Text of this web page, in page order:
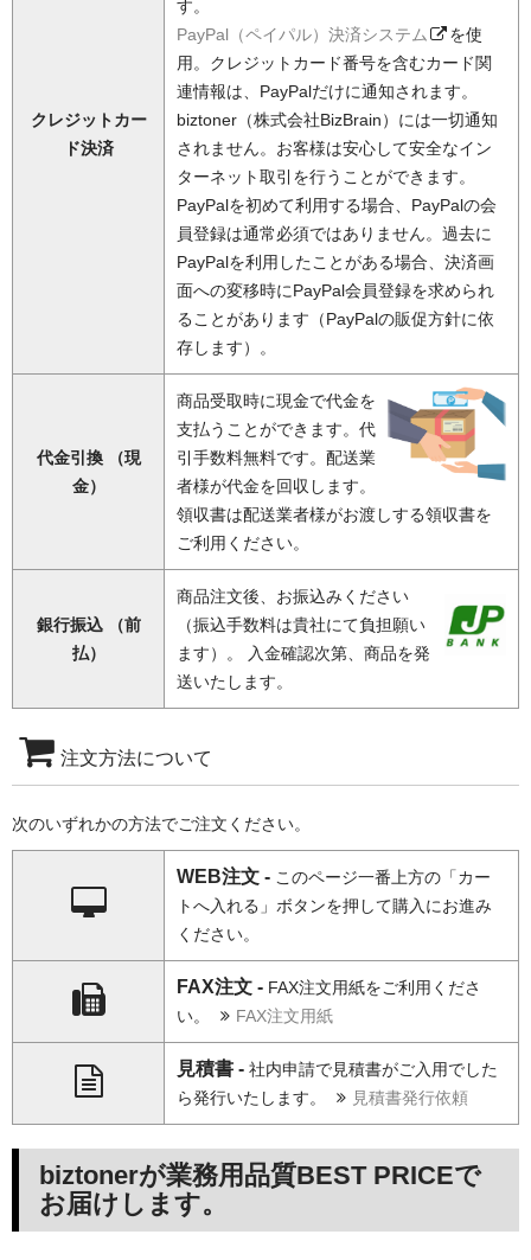
クレジットカー
ド決済
す。
PayPal（ペイパル）決済システム
を使
用。クレジットカード番号を含むカード関
連情報は、PayPalだけに通知されます。
biztoner（株式会社BizBrain）には一切通知
されません。お客様は安心して安全なイン
ターネット取引を行うことができます。
PayPalを初めて利用する場合、PayPalの会
員登録は通常必須ではありません。過去に
PayPalを利用したことがある場合、決済画
面への変移時にPayPal会員登録を求められ
ることがあります（PayPalの販促方針に依
存します）。
代金引換 （現
金）
商品受取時に現金で代金を
支払うことができます。代
引手数料無料です。配送業
者様が代金を回収します。
領収書は配送業者様がお渡しする領収書を
ご利用ください。
銀行振込 （前
払）
商品注文後、お振込みください
（振込手数料は貴社にて負担願い
ます）。 入金確認次第、商品を発
送いたします。
注文方法について
次のいずれかの方法でご注文ください。
WEB注文 - このページ一番上方の「カー
トへ入れる」ボタンを押して購入にお進み
ください。
FAX注文 - FAX注文用紙をご利用くださ
い。
FAX注文用紙
見積書 - 社内申請で見積書がご入用でした
ら発行いたします。
見積書発行依頼
biztonerが業務用品質BEST PRICEで
お届けします。